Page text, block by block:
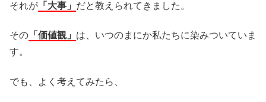
それが 「大事」 だと教えられてきました。
その 「価値観」 は、いつのまにか私たちに染みついていま
す。
でも、よく考えてみたら、